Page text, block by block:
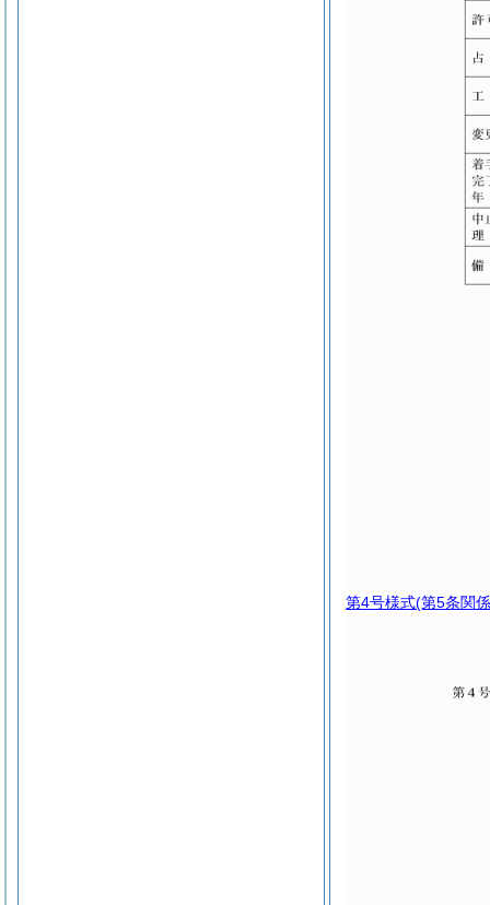
第4号様式(第5条関